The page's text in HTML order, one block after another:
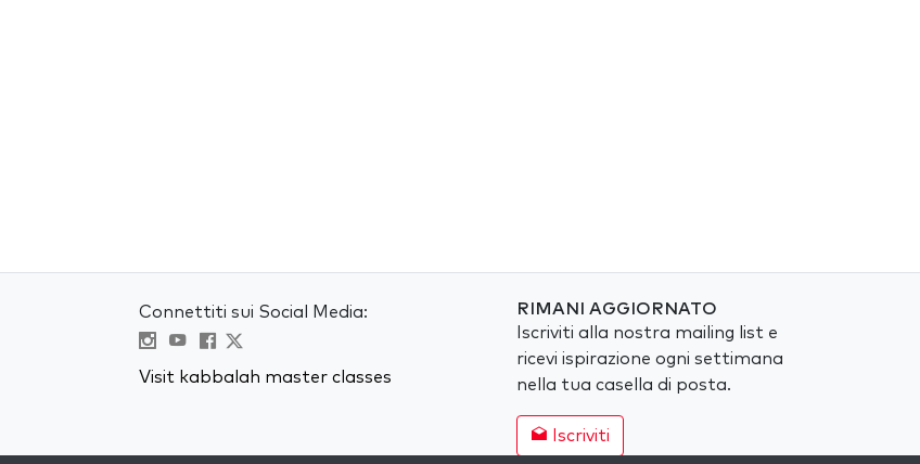
Connettiti sui Social Media:
Visit kabbalah master classes
RIMANI AGGIORNATO
Iscriviti alla nostra mailing list e
ricevi ispirazione ogni settimana
nella tua casella di posta.
Iscriviti